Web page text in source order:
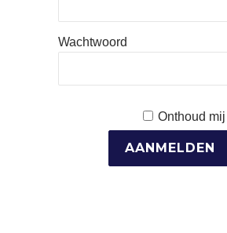
Wachtwoord
Onthoud mij